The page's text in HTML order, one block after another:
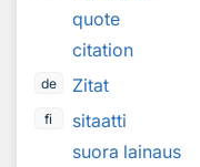
quote
citation
de Zitat
fi
sitaatti
suora lainaus